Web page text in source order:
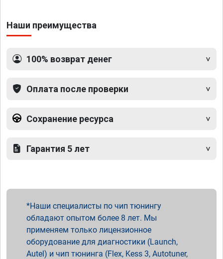
Наши преимущества
100% возврат денег
Оплата после проверки
Сохранение ресурса
Гарантия 5 лет
Наши специалисты по чип тюнингу
обладают опытом более 8 лет. Мы
применяем только лицензионное
оборудование для диагностики (Launch,
Autel) и чип тюнинга (Flex, Kess 3, Autotuner,